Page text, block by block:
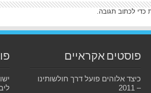
כדי לכתוב תגובה.
פוסטים אקראיים
כיצד אלוהים פועל דרך חולשותינו
– 2011